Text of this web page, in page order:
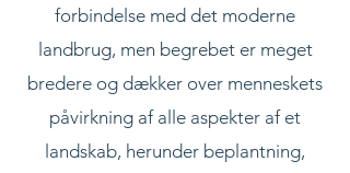
forbindelse med det moderne
landbrug, men begrebet er meget
bredere og dækker over menneskets
påvirkning af alle aspekter af et
landskab, herunder beplantning,